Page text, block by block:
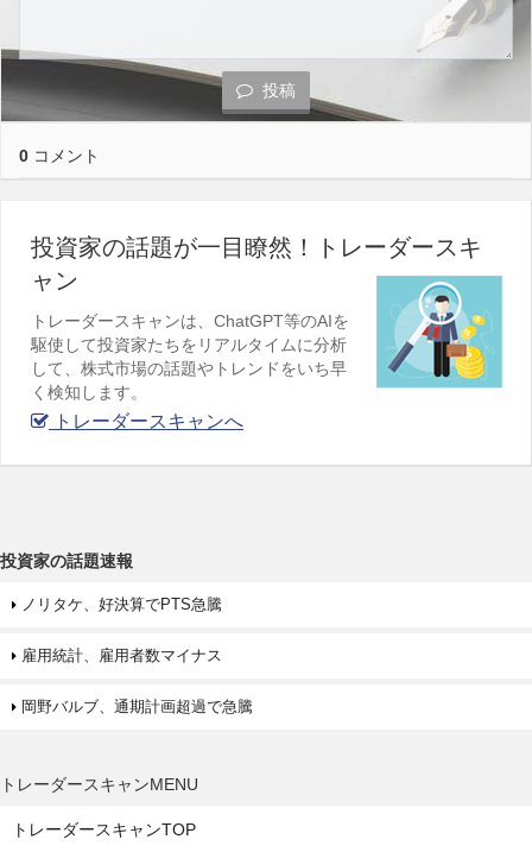
投稿
0 コメント
投資家の話題が一目瞭然！トレーダースキ
ャン
トレーダースキャンは、ChatGPT等のAIを
駆使して投資家たちをリアルタイムに分析
して、株式市場の話題やトレンドをいち早
く検知します。
トレーダースキャンへ
投資家の話題速報
ノリタケ、好決算でPTS急騰
雇用統計、雇用者数マイナス
岡野バルブ、通期計画超過で急騰
トレーダースキャンMENU
トレーダースキャンTOP